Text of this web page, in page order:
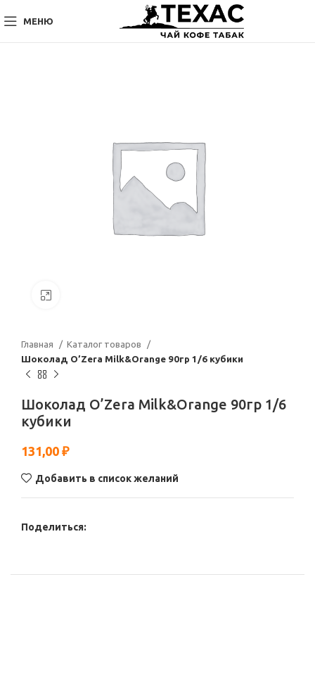
МЕНЮ
Главная
Каталог товаров
Шоколад O’Zera Milk&Orange 90гр 1/6 кубики
Шоколад O’Zera Milk&Orange 90гр 1/6
кубики
131,00 ₽
Добавить в список желаний
Поделиться: